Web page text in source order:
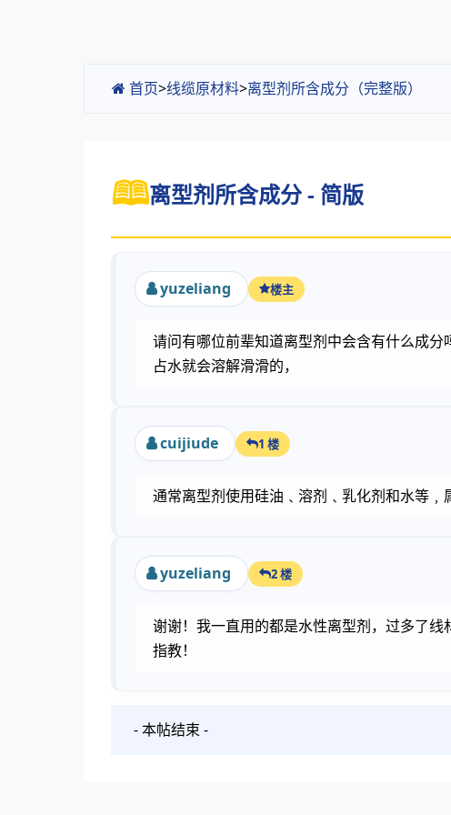
首页>线缆原材料>离型剂所含成分（完整版）
离型剂所含成分 - 简版
yuzeliang 楼主
请问有哪位前辈知道离型剂中会含有什么成
占水就会溶解滑滑的，
cuijiude 1 楼
通常离型剂使用硅油﹑溶剂﹑乳化剂和水等
yuzeliang 2 楼
谢谢！我一直用的都是水性离型剂，过多了
指教！
- 本帖结束 -